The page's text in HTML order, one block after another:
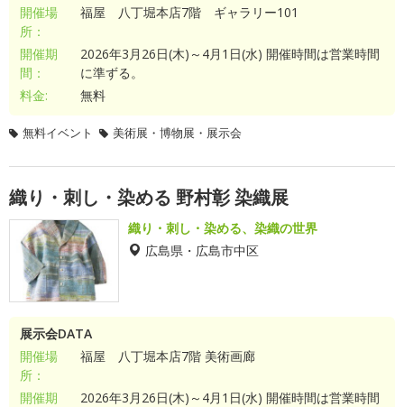
開催場
所：
福屋 八丁堀本店7階 ギャラリー101
開催期
間：
2026年3月26日(木)～4月1日(水) 開催時間は営業時間
に準ずる。
料金:
無料
無料イベント 美術展・博物展・展示会
織り・刺し・染める 野村彰 染織展
織り・刺し・染める、染織の世界
広島県・広島市中区
展示会DATA
開催場
所：
福屋 八丁堀本店7階 美術画廊
開催期
2026年3月26日(木)～4月1日(水) 開催時間は営業時間